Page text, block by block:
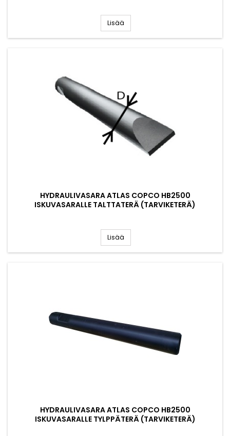
Lisää
HYDRAULIVASARA ATLAS COPCO HB2500
ISKUVASARALLE TALTTATERÄ (TARVIKETERÄ)
Lisää
HYDRAULIVASARA ATLAS COPCO HB2500
ISKUVASARALLE TYLPPÄTERÄ (TARVIKETERÄ)